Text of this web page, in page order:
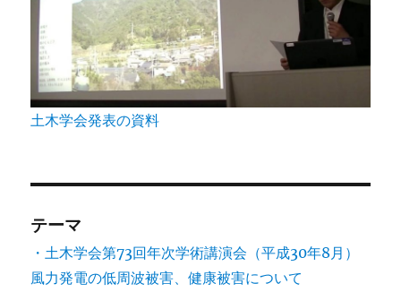
土木学会発表の資料
テーマ
・土木学会第73回年次学術講演会（平成30年8月）
風力発電の低周波被害、健康被害について